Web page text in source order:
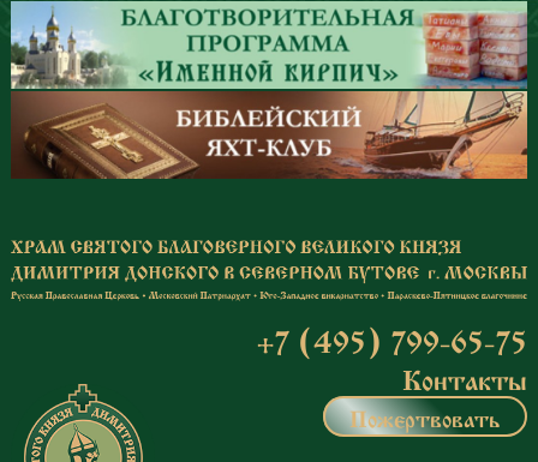
Перейти к основному содержанию
+7 (495) 799-65-75
Контакты
Пожертвовать